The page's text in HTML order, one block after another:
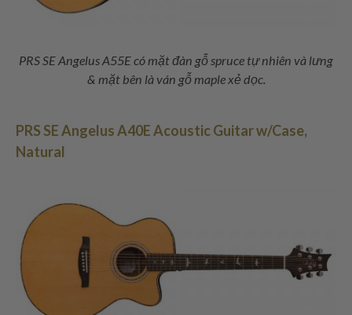
PRS SE Angelus A55E có mặt đàn gỗ spruce tự nhiên và lưng
& mặt bên là ván gỗ maple xẻ dọc.
PRS SE Angelus A40E Acoustic Guitar w/Case,
Natural